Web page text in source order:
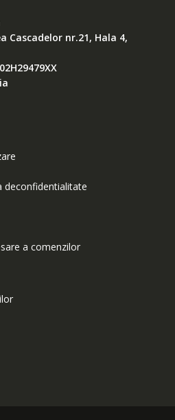
Cascadelor nr.21, Hala 4,
deconfidentialitate
a comenzilor